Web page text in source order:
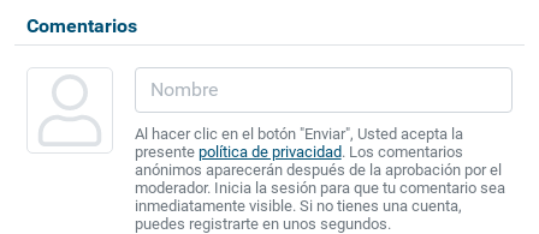
Comentarios
Al hacer clic en el botón "Enviar", Usted acepta la
presente política de privacidad. Los comentarios
anónimos aparecerán después de la aprobación por el
moderador. Inicia la sesión para que tu comentario sea
inmediatamente visible. Si no tienes una cuenta,
puedes registrarte en unos segundos.